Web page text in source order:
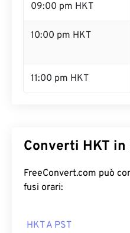
09:00 pm HKT
10:00 pm HKT
11:00 pm HKT
Converti HKT
FreeConvert.com può
fusi orari:
HKT A PST